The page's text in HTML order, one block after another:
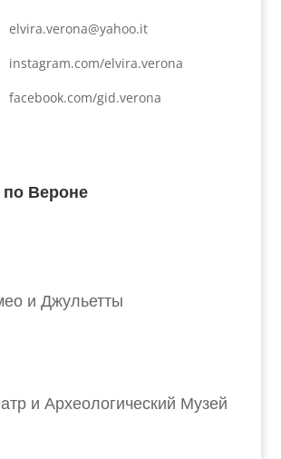
elvira.verona@yahoo.it
instagram.com/elvira.verona
facebook.com/gid.verona
по Вероне
и Джульетты
и Археологический Музей